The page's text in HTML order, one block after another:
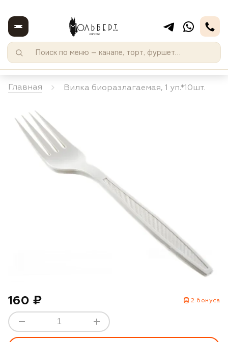
Главная Вилка биоразлагаемая, 1 уп.*10шт.
160 ₽ 2 бонуса